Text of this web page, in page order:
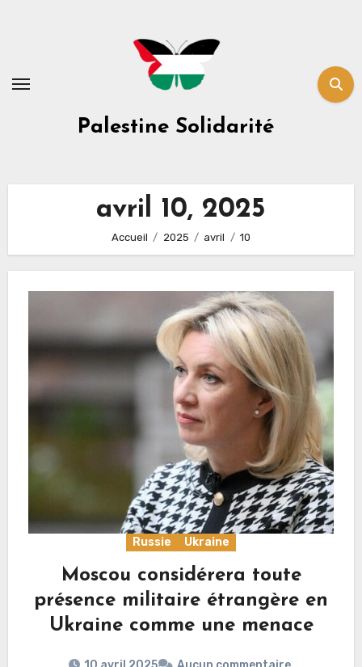
Palestine Solidarité
avril 10, 2025
Accueil 2025 avril 10
Russie Ukraine
Moscou considérera toute
présence militaire étrangère en
Ukraine comme une menace